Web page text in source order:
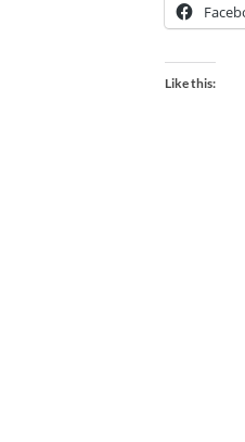
Like this: